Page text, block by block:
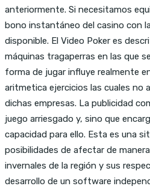
anteriormente. Si necesitamos
bono instantáneo del casino con
disponible. El Video Poker es
máquinas tragaperras en las que
forma de jugar influye realmente
aritmetica ejercicios las cuales no
dichas empresas. La publicidad
juego arriesgado y, sino que
capacidad para ello. Esta es una
posibilidades de afectar de
invernales de la región y sus
desarrollo de un software